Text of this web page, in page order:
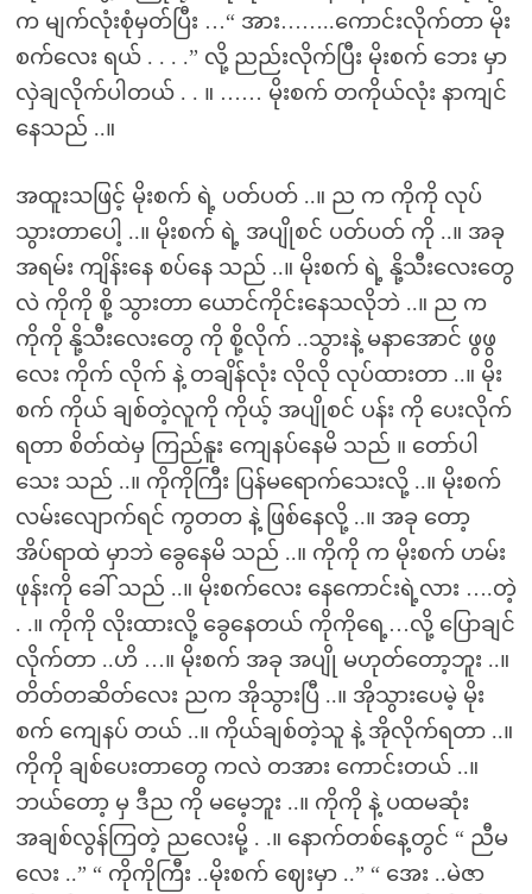
က မျက်လုံးစုံမှတ်ပြီး …“ အား……..ကောင်းလိုက်တာ မိုး
စက်လေး ရယ် . . . .” လို့ ညည်းလိုက်ပြီး မိုးစက် ဘေး မှာ
လှဲချလိုက်ပါတယ် . . ။ …… မိုးစက် တကိုယ်လုံး နာကျင်
နေသည် ..။
အထူးသဖြင့် မိုးစက် ရဲ့ ပတ်ပတ် ..။ ည က ကိုကို လုပ်
သွားတာပေါ့ ..။ မိုးစက် ရဲ့ အပျိုစင် ပတ်ပတ် ကို ..။ အခု
အရမ်း ကျိန်းနေ စပ်နေ သည် ..။ မိုးစက် ရဲ့ နို့သီးလေးတွေ
လဲ ကိုကို စို့ သွားတာ ယောင်ကိုင်းနေသလိုဘဲ ..။ ည က
ကိုကို နို့သီးလေးတွေ ကို စို့လိုက် ..သွားနဲ့ မနာအောင် ဖွဖွ
လေး ကိုက် လိုက် နဲ့ တချိန်လုံး လိုလို လုပ်ထားတာ ..။ မိုး
စက် ကိုယ် ချစ်တဲ့လူကို ကိုယ့် အပျိုစင် ပန်း ကို ပေးလိုက်
ရတာ စိတ်ထဲမှ ကြည်နူး ကျေနပ်နေမိ သည် ။ တော်ပါ
သေး သည် ..။ ကိုကိုကြီး ပြန်မရောက်သေးလို့ ..။ မိုးစက်
လမ်းလျောက်ရင် ကွတတ နဲ့ ဖြစ်နေလို့ ..။ အခု တော့
အိပ်ရာထဲ မှာဘဲ ခွေနေမိ သည် ..။ ကိုကို က မိုးစက် ဟမ်း
ဖုန်းကို ခေါ် သည် ..။ မိုးစက်လေး နေကောင်းရဲ့လား ….တဲ့
. .။ ကိုကို လိုးထားလို့ ခွေနေတယ် ကိုကိုရေ့…လို့ ပြောချင်
လိုက်တာ ..ဟိ …။ မိုးစက် အခု အပျို မဟုတ်တော့ဘူး ..။
တိတ်တဆိတ်လေး ညက အိုသွားပြီ ..။ အိုသွားပေမဲ့ မိုး
စက် ကျေနပ် တယ် ..။ ကိုယ်ချစ်တဲ့သူ နဲ့ အိုလိုက်ရတာ ..။
ကိုကို ချစ်ပေးတာတွေ ကလဲ တအား ကောင်းတယ် ..။
ဘယ်တော့ မှ ဒီည ကို မမေ့ဘူး ..။ ကိုကို နဲ့ ပထမဆုံး
အချစ်လွန်ကြတဲ့ ညလေးမို့ . .။ နောက်တစ်နေ့တွင် “ ညီမ
လေး ..” “ ကိုကိုကြီး ..မိုးစက် ဈေးမှာ ..” “ အေး ..မဲဇာ